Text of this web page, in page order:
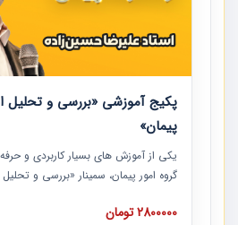
پکیج آموزشی «بررسی و تحلیل
پیمان»
یکی از آموزش‏‏‏‏‏‏ های بسیار کاربردی و
گروه امور پیمان، سمینار «بررسی و
است که در دانشگاه صنعتی شریف
نکات کلیدی مربوط به اسناد و مدارک
2800000 تومان